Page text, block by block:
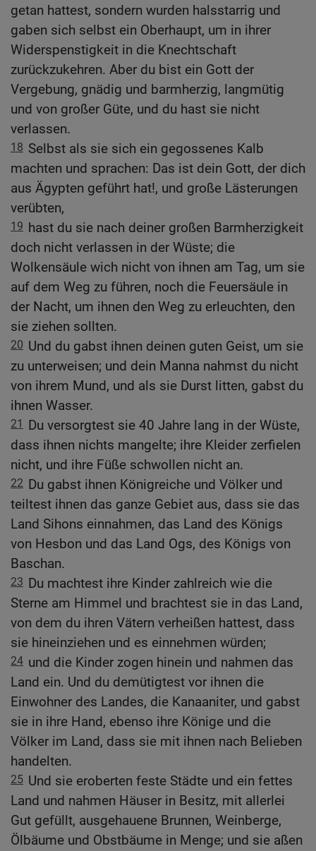
getan hattest, sondern wurden halsstarrig und
gaben sich selbst ein Oberhaupt, um in ihrer
Widerspenstigkeit in die Knechtschaft
zurückzukehren. Aber du bist ein Gott der
Vergebung, gnädig und barmherzig, langmütig
und von großer Güte, und du hast sie nicht
verlassen.
18 Selbst als sie sich ein gegossenes Kalb
machten und sprachen: Das ist dein Gott, der dich
aus Ägypten geführt hat!, und große Lästerungen
verübten,
19 hast du sie nach deiner großen Barmherzigkeit
doch nicht verlassen in der Wüste; die
Wolkensäule wich nicht von ihnen am Tag, um sie
auf dem Weg zu führen, noch die Feuersäule in
der Nacht, um ihnen den Weg zu erleuchten, den
sie ziehen sollten.
20 Und du gabst ihnen deinen guten Geist, um sie
zu unterweisen; und dein Manna nahmst du nicht
von ihrem Mund, und als sie Durst litten, gabst du
ihnen Wasser.
21
Du versorgtest sie 40 Jahre lang in der Wüste,
dass ihnen nichts mangelte; ihre Kleider zerfielen
nicht, und ihre Füße schwollen nicht an.
22 Du gabst ihnen Königreiche und Völker und
teiltest ihnen das ganze Gebiet aus, dass sie das
Land Sihons einnahmen, das Land des Königs
von Hesbon und das Land Ogs, des Königs von
Baschan.
23 Du machtest ihre Kinder zahlreich wie die
Sterne am Himmel und brachtest sie in das Land,
von dem du ihren Vätern verheißen hattest, dass
sie hineinziehen und es einnehmen würden;
24 und die Kinder zogen hinein und nahmen das
Land ein. Und du demütigtest vor ihnen die
Einwohner des Landes, die Kanaaniter, und gabst
sie in ihre Hand, ebenso ihre Könige und die
Völker im Land, dass sie mit ihnen nach Belieben
handelten.
25 Und sie eroberten feste Städte und ein fettes
Land und nahmen Häuser in Besitz, mit allerlei
Gut gefüllt, ausgehauene Brunnen, Weinberge,
Ölbäume und Obstbäume in Menge; und sie aßen